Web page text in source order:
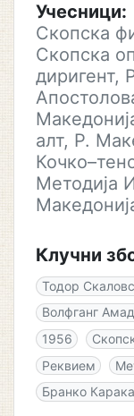
Учесници:
Скопска
Скопска
диригент,
алт, Р.
Методија
Клучни
Тодор
Волфганг
1956
Реквием
Бранко